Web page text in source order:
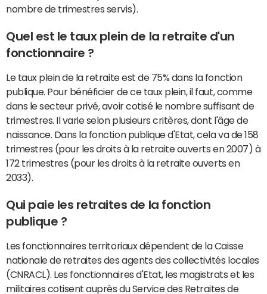
nombre de trimestres servis).
Quel est le taux plein de la retraite d'un
fonctionnaire ?
Le taux plein de la retraite est de 75% dans la fonction
publique. Pour bénéficier de ce taux plein, il faut, comme
dans le secteur privé, avoir cotisé le nombre suffisant de
trimestres. Il varie selon plusieurs critères, dont l'âge de
naissance. Dans la fonction publique d'Etat, cela va de 158
trimestres (pour les droits à la retraite ouverts en 2007) à
172 trimestres (pour les droits à la retraite ouverts en
2033).
Qui paie les retraites de la fonction
publique ?
Les fonctionnaires territoriaux dépendent de la Caisse
nationale de retraites des agents des collectivités locales
(CNRACL). Les fonctionnaires d'Etat, les magistrats et les
militaires cotisent auprès du Service des Retraites de